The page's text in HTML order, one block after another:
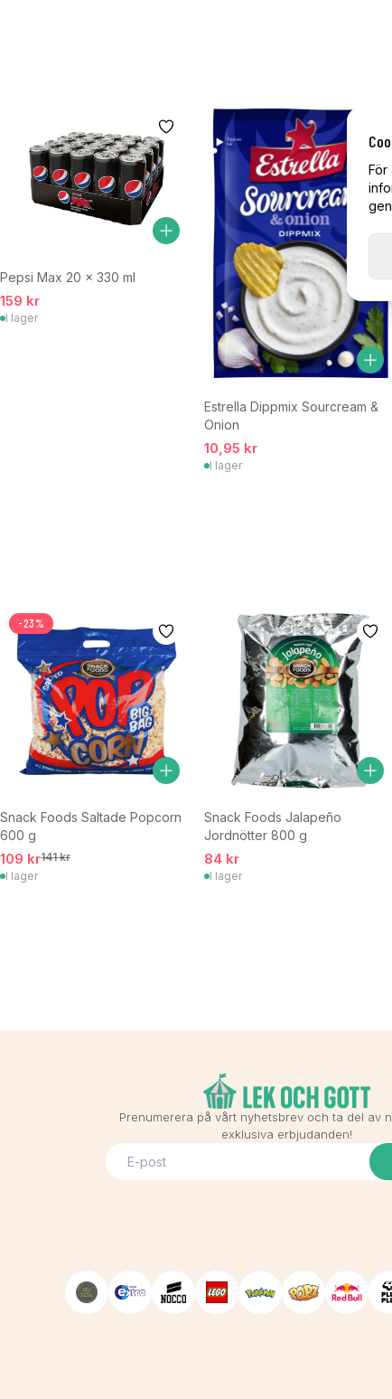
För
Pepsi Max 20 x 330 ml
159 kr
I lager
Estrella Dippmix Sourcream &
Onion
10,95 kr
I lager
-23%
Snack Foods Saltade Popcorn
600 g
109 kr141 kr
I lager
Snack Foods Jalapeño
Jordnötter 800 g
84 kr
I lager
Prenumerera på vårt nyhetsbrev och ta del av
exklusiva erbjudanden!